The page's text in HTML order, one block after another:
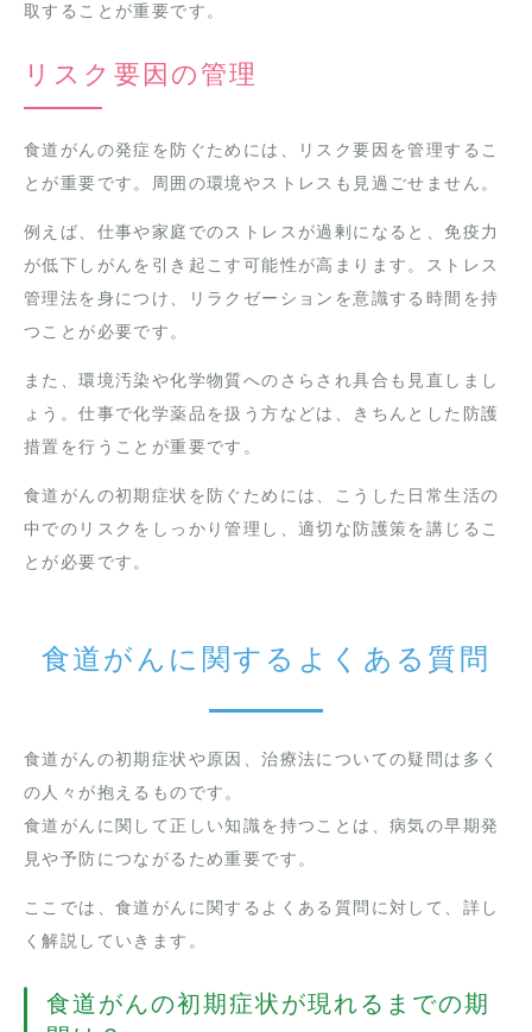
取することが重要です。
リスク要因の管理
食道がんの発症を防ぐためには、リスク要因を管理するこ
とが重要です。周囲の環境やストレスも見過ごせません。
例えば、仕事や家庭でのストレスが過剰になると、免疫力
が低下しがんを引き起こす可能性が高まります。ストレス
管理法を身につけ、リラクゼーションを意識する時間を持
つことが必要です。
また、環境汚染や化学物質へのさらされ具合も見直しまし
ょう。仕事で化学薬品を扱う方などは、きちんとした防護
措置を行うことが重要です。
食道がんの初期症状を防ぐためには、こうした日常生活の
中でのリスクをしっかり管理し、適切な防護策を講じるこ
とが必要です。
食道がんに関するよくある質問
食道がんの初期症状や原因、治療法についての疑問は多く
の人々が抱えるものです。
食道がんに関して正しい知識を持つことは、病気の早期発
見や予防につながるため重要です。
ここでは、食道がんに関するよくある質問に対して、詳し
く解説していきます。
食道がんの初期症状が現れるまでの期